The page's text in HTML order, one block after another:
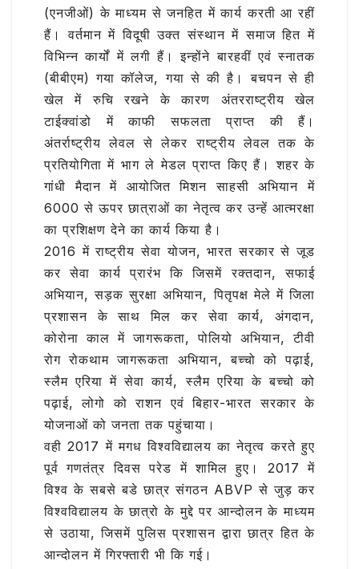
(एनजीओं) के माध्यम से जनहित में कार्य करती आ रहीं
हैं। वर्तमान में विदूषी उक्त संस्थान में समाज हित में
विभिन्न कार्यों में लगी हैं। इन्होंने बारहवीं एवं स्नातक
(बीबीएम) गया कॉलेज, गया से की है। बचपन से ही
खेल में रुचि रखने के कारण अंतरराष्ट्रीय खेल
टाईक्वांडो में काफी सफलता प्राप्त की हैं।
अंतर्राष्ट्रीय लेवल से लेकर राष्ट्रीय लेवल तक के
प्रतियोगिता में भाग ले मेडल प्राप्त किए हैं। शहर के
गांधी मैदान में आयोजित मिशन साहसी अभियान में
6000 से ऊपर छात्राओं का नेतृत्व कर उन्हें आत्मरक्षा
का प्रशिक्षण देने का कार्य किया है।
2016 में राष्ट्रीय सेवा योजन, भारत सरकार से जूड
कर सेवा कार्य प्रारंभ कि जिसमें रक्तदान, सफाई
अभियान, सड़क सुरक्षा अभियान, पितृपक्ष मेले में जिला
प्रशासन के साथ मिल कर सेवा कार्य, अंगदान,
कोरोना काल में जागरूकता, पोलियो अभियान, टीवी
रोग रोकथाम जागरूकता अभियान, बच्चो को पढ़ाई,
स्लैम एरिया में सेवा कार्य, स्लैम एरिया के बच्चो को
पढ़ाई, लोगो को राशन एवं बिहार-भारत सरकार के
योजनाओं को जनता तक पहुंचाया।
वही 2017 में मगध विश्वविद्यालय का नेतृत्व करते हुए
पूर्व गणतंत्र दिवस परेड में शामिल हुए। 2017 में
विश्व के सबसे बडे छात्र संगठन ABVP से जुड़ कर
विश्वविद्यालय के छात्रो के मुद्दे पर आन्दोलन के माध्यम
से उठाया, जिसमें पुलिस प्रशासन द्वारा छात्र हित के
आन्दोलन में गिरफ्तारी भी कि गई।